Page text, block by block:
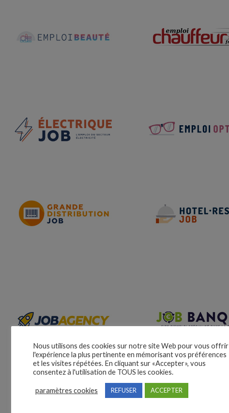
Nous utilisons des cookies sur notre site Web pour vous offrir
l'expérience la plus pertinente en mémorisant vos préférences
et les visites répétées. En cliquant sur «Accepter», vous
consentez à l'utilisation de TOUS les cookies.
paramètres cookies REFUSER ACCEPTER